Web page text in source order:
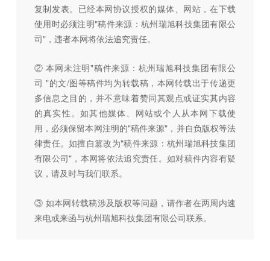
复制发表。已经本网协议授权的媒体、网站，在下载
使用时必须注明"稿件来源：杭州瑞旭科技集团有限公
司"，违者本网将依法追究责任。
② 本网未注明"稿件来源：杭州瑞旭科技集团有限公
司 "的文/图等稿件均为转载稿，本网转载出于传递更
多信息之目的，并不意味着赞同其观点或证实其内容
的真实性。如其他媒体、网站或个人从本网下载使
用，必须保留本网注明的"稿件来源"，并自负版权等法
律责任。如擅自篡改为"稿件来源：杭州瑞旭科技集团
有限公司"，本网将依法追究责任。如对稿件内容有疑
议，请及时与我们联系。
③ 如本网转载稿涉及版权等问题，请作者在两周内速
来电或来函与杭州瑞旭科技集团有限公司联系。